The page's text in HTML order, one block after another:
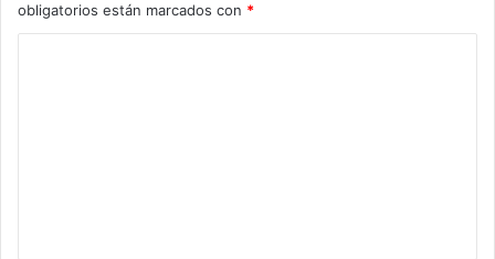
obligatorios están marcados con *